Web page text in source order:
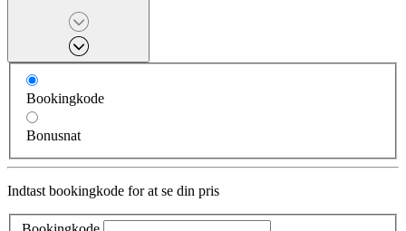
Bookingkode
Bonusnat
Indtast bookingkode for at se din pris